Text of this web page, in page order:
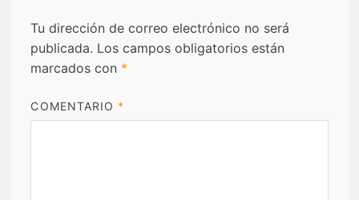
Tu dirección de correo electrónico no será
publicada. Los campos obligatorios están
marcados con *
COMENTARIO *